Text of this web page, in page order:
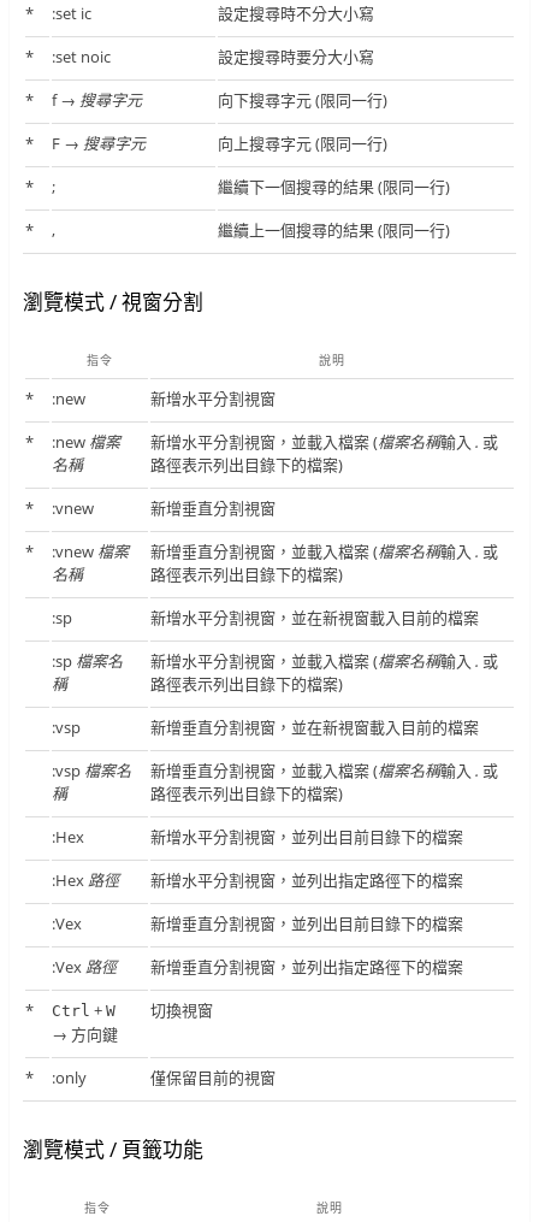
*
:set ic
設定搜尋時不分大小寫
*
:set noic
設定搜尋時要分大小寫
*
f → 搜尋字元
向下搜尋字元 (限同一行)
*
F → 搜尋字元
向上搜尋字元 (限同一行)
*
;
繼續下一個搜尋的結果 (限同一行)
*
, 繼續上一個搜尋的結果 (限同一行)
瀏覽模式 / 視窗分割
指令 說明
* :new
新增水平分割視窗
*
:new 檔案
名稱
新增水平分割視窗，並載入檔案 (檔案名稱輸入 . 或
路徑表示列出目錄下的檔案)
*
:vnew
新增垂直分割視窗
*
:vnew 檔案
名稱
新增垂直分割視窗，並載入檔案 (檔案名稱輸入 . 或
路徑表示列出目錄下的檔案)
:sp
新增水平分割視窗，並在新視窗載入目前的檔案
:sp 檔案名
稱
新增水平分割視窗，並載入檔案 (檔案名稱輸入 . 或
路徑表示列出目錄下的檔案)
:vsp
新增垂直分割視窗，並在新視窗載入目前的檔案
:vsp 檔案名
稱
新增垂直分割視窗，並載入檔案 (檔案名稱輸入 . 或
路徑表示列出目錄下的檔案)
:Hex
新增水平分割視窗，並列出目前目錄下的檔案
:Hex路徑
新增水平分割視窗，並列出指定路徑下的檔案
:Vex
新增垂直分割視窗，並列出目前目錄下的檔案
:Vex路徑
新增垂直分割視窗，並列出指定路徑下的檔案
*
Ctrl + W
→ 方向鍵
切換視窗
* :only 僅保留目前的視窗
瀏覽模式 / 頁籤功能
指令 說明